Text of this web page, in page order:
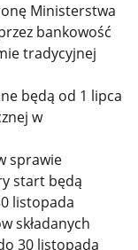
Ministerstwa
bankowość
tradycyjnej
będą od 1 lipca
w
sprawie
start będą
listopada
składanych
30 listopada